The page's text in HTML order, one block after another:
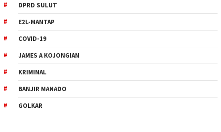
DPRD SULUT
E2L-MANTAP
COVID-19
JAMES A KOJONGIAN
KRIMINAL
BANJIR MANADO
GOLKAR